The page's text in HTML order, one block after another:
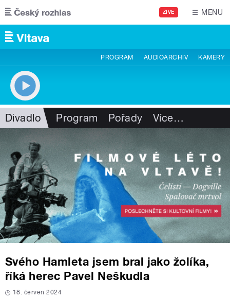
Přejít k hlavnímu obsahu
ŽIVĚ MENU
PROGRAM AUDIOARCHIV KAMERY
Divadlo Program Pořady Více…
Svého Hamleta jsem bral jako žolíka,
říká herec Pavel Neškudla
18. červen 2024